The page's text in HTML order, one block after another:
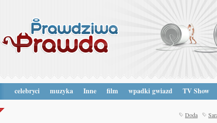
celebryci muzyka Inne film wpadki gwiazd TV Show
Doda